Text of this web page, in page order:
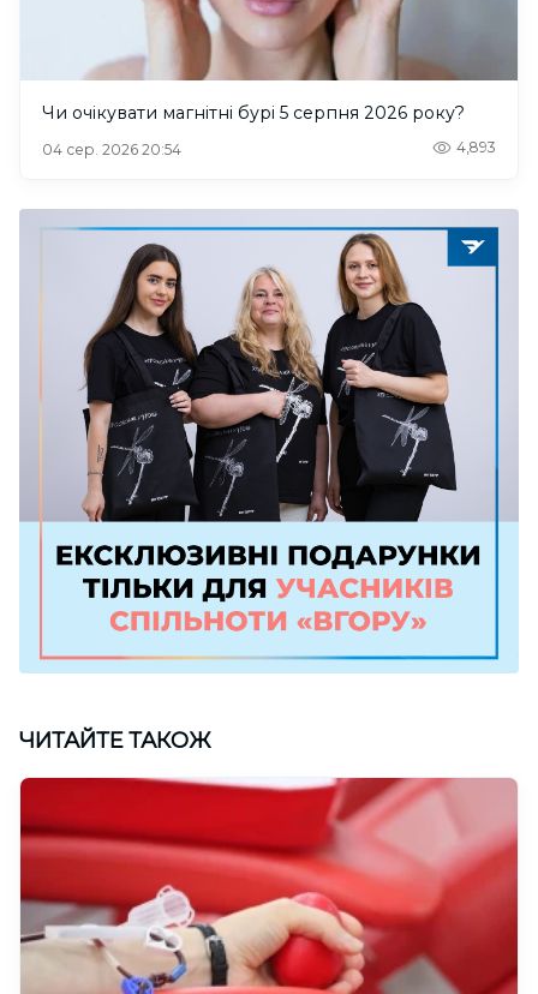
Чи очікувати магнітні бурі 5 серпня 2026 року?
04 сер. 2026 20:54 4,893
ЧИТАЙТЕ ТАКОЖ